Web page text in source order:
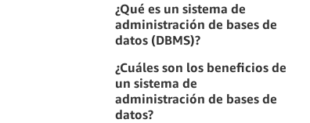
¿Qué es un sistema de
administración de bases de
datos (DBMS)?
¿Cuáles son los beneficios de
un sistema de
administración de bases de
datos?